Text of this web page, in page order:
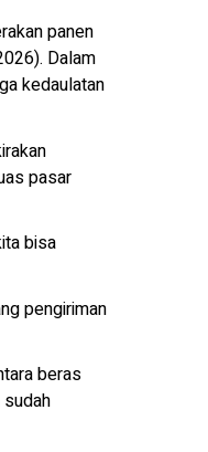
panen
Dalam
kedaulatan
pasar
bisa
pengiriman
beras